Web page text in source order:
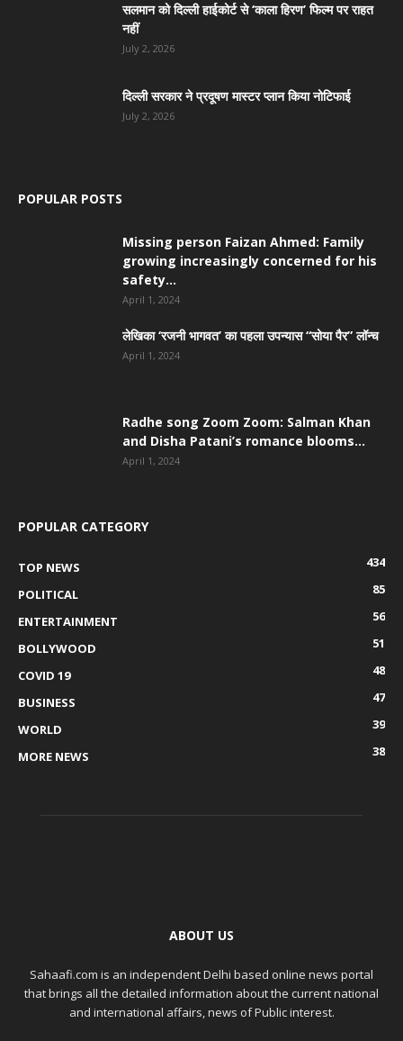
सलमान को दिल्ली हाईकोर्ट से ‘काला हिरण’ फिल्म पर राहत
नहीं
July 2, 2026
दिल्ली सरकार ने प्रदूषण मास्टर प्लान किया नोटिफाई
July 2, 2026
POPULAR POSTS
Missing person Faizan Ahmed: Family
growing increasingly concerned for his
safety...
April 1, 2024
लेखिका ‘रजनी भागवत’ का पहला उपन्यास “सोया पैर” लॉन्च
April 1, 2024
Radhe song Zoom Zoom: Salman Khan
and Disha Patani’s romance blooms...
April 1, 2024
POPULAR CATEGORY
TOP NEWS
434
POLITICAL
85
ENTERTAINMENT
56
BOLLYWOOD
51
COVID 19
48
BUSINESS
47
WORLD
39
MORE NEWS
38
ABOUT US
Sahaafi.com is an independent Delhi based online news portal
that brings all the detailed information about the current national
and international affairs, news of Public interest.